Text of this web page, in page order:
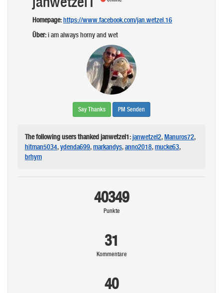
Homepage:https://www.facebook.com/jan.wetzel.16
Über:i am always horny and wet
Say Thanks PM Senden
The following users thanked janwetzel1:janwetzel2,Manuros72,
hitman5034,ydenda699,markandys,anno2018,mucke63,
brhym
40349
Punkte
31
Kommentare
40